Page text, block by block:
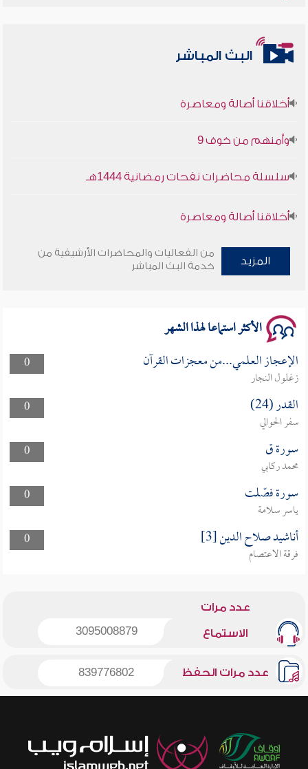
البث المباشر
سلسلة محاضرات نفحات رمضانية 1444هـ
المزيد
من الفعاليات والمحاضرات الأرشيفية من
خدمة البث المباشر
الأكثر استماعا لهذا الشهر
0 الإعجاز العلمي...من معجزات القرآن
زغلول النجار
0
القدر (24)
سفر الحوالي
0
سورة ق
محمد ركابي
0
سورة فصّلت
ياسر سلامة
0
أناشيد صلاح الدين [3]
فرقة الاعتصام
عدد مرات
الاستماع 3095008879
عدد مرات الحفظ 839776802